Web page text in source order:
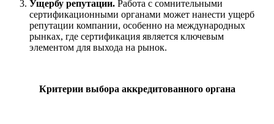
Ущербу репутации. Работа с сомнительными
сертификационными органами может нанести ущерб
репутации компании, особенно на международных
рынках, где сертификация является ключевым
элементом для выхода на рынок.
Критерии выбора аккредитованного органа